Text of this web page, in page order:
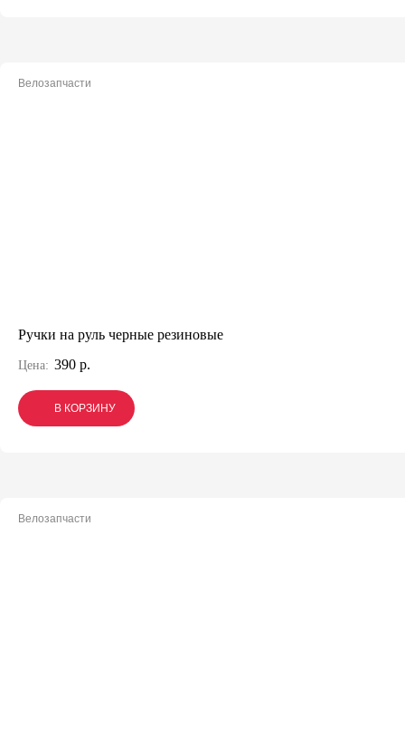
Велозапчасти
Ручки на руль черные резиновые
Цена: 390 р.
В КОРЗИНУ
В КОРЗИНУ
В КОРЗИНУ
Велозапчасти